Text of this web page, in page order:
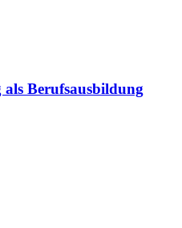
Berufsausbildung